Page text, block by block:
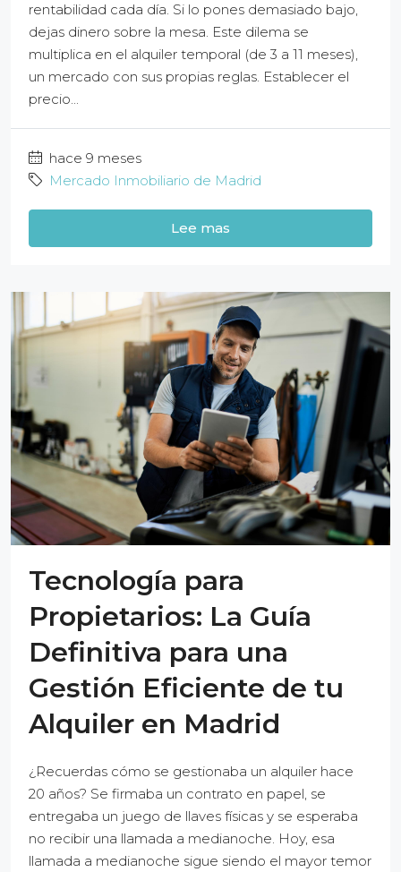
rentabilidad cada día. Si lo pones demasiado bajo,
dejas dinero sobre la mesa. Este dilema se
multiplica en el alquiler temporal (de 3 a 11 meses),
un mercado con sus propias reglas. Establecer el
precio...
hace 9 meses
Mercado Inmobiliario de Madrid
Lee mas
Tecnología para
Propietarios: La Guía
Definitiva para una
Gestión Eficiente de tu
Alquiler en Madrid
¿Recuerdas cómo se gestionaba un alquiler hace
20 años? Se firmaba un contrato en papel, se
entregaba un juego de llaves físicas y se esperaba
no recibir una llamada a medianoche. Hoy, esa
llamada a medianoche sigue siendo el mayor temor